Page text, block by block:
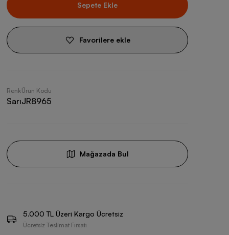
Sepete Ekle
Favorilere ekle
Renk
Sarı
Ürün Kodu
JR8965
Mağazada Bul
5.000 TL Üzeri Kargo Ücretsiz
Ücretsiz Teslimat Fırsatı